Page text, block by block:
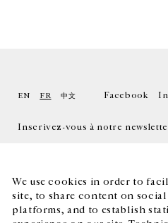
We use cookies in order to
site, to share content on
platforms, and to establish
EN FR 中文 Facebook
Inscrivez-vous à notre